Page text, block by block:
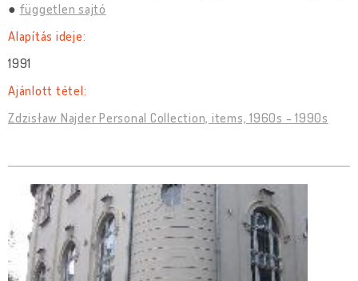
független sajtó
Alapítás ideje:
1991
Ajánlott tétel:
Zdzisław Najder Personal Collection, items, 1960s - 1990s